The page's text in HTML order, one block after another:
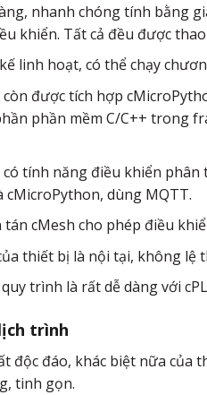
nhanh chóng tính bằng
khiển. Tất cả đều được
linh hoạt, có thể chạy
được tích hợp
phần mềm C/C++ trong
tính năng điều khiển phân
cMicroPython, dùng MQTT.
cMesh cho phép điều
thiết bị là nội tại, không lệ
trình là rất dễ dàng với
trình
độc đáo, khác biệt nữa của
tinh gọn.